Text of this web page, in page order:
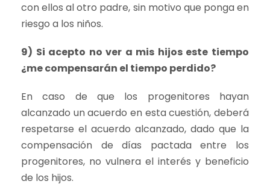
con ellos al otro padre, sin motivo que ponga en
riesgo a los niños.
9) Si acepto no ver a mis hijos este tiempo
¿me compensarán el tiempo perdido?
En caso de que los progenitores hayan
alcanzado un acuerdo en esta cuestión, deberá
respetarse el acuerdo alcanzado, dado que la
compensación de días pactada entre los
progenitores, no vulnera el interés y beneficio
de los hijos.